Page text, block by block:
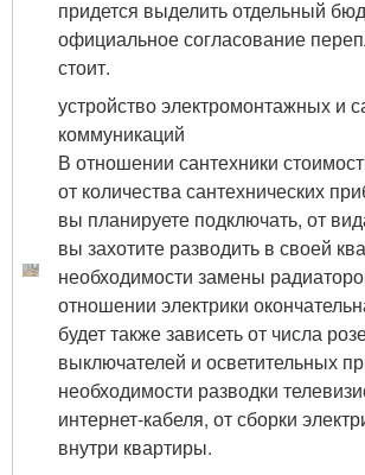
придется выделить отдельный
официальное согласование
стоит.
устройство электромонтажных и
коммуникаций
В отношении сантехники
от количества сантехнических
вы планируете подключать, от
вы захотите разводить в своей
необходимости замены
отношении электрики
будет также зависеть от числа
выключателей и осветительных
необходимости разводки
интернет-кабеля, от сборки
внутри квартиры.